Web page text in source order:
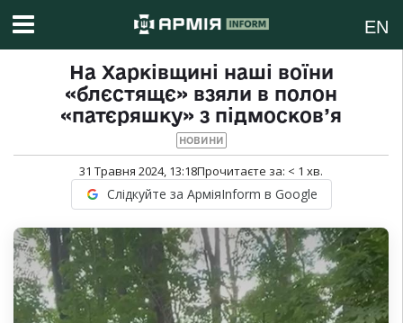
EN
На Харківщині наші воїни
«блєстящє» взяли в полон
«патєряшку» з підмосков’я
НОВИНИ
31 Травня 2024, 13:18Прочитаєте за: < 1 хв.
Слідкуйте за АрміяInform в Google